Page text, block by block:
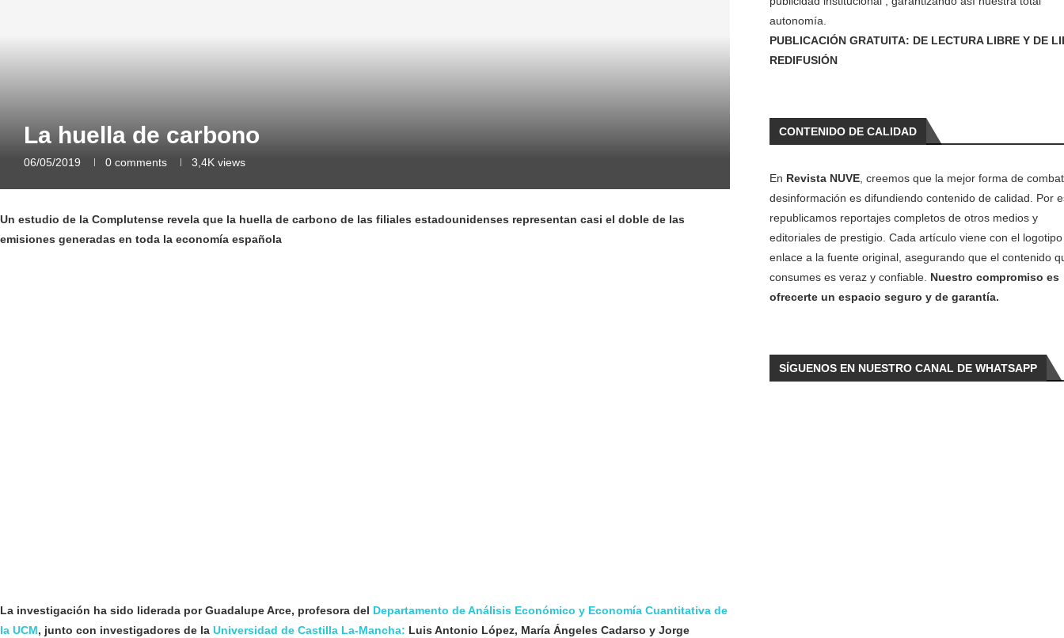
La huella de carbono
06/05/2019 0 comments 3,4K views
Un estudio de la Complutense revela que la huella de carbono de las filiales estadounidenses representan casi el doble de las
emisiones generadas en toda la economía española
La investigación ha sido liderada por Guadalupe Arce, profesora del Departamento de Análisis Económico y Economía Cuantitativa de
la UCM, junto con investigadores de la Universidad de Castilla La-Mancha: Luis Antonio López, María Ángeles Cadarso y Jorge
autonomía.
PUBLICACIÓN GRATUITA: DE LECTURA LIBRE Y DE
REDIFUSIÓN
CONTENIDO DE CALIDAD
En Revista NUVE, creemos que la mejor forma de
desinformación es difundiendo contenido de calidad. Por
republicamos reportajes completos de otros medios y
editoriales de prestigio. Cada artículo viene con el
enlace a la fuente original, asegurando que el contenido
consumes es veraz y confiable. Nuestro compromiso es
ofrecerte un espacio seguro y de garantía.
SÍGUENOS EN NUESTRO CANAL DE WHATSAPP